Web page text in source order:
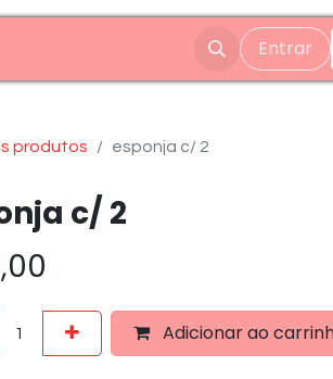
Entrar
produtos esponja c/ 2
c/ 2
Adicionar ao